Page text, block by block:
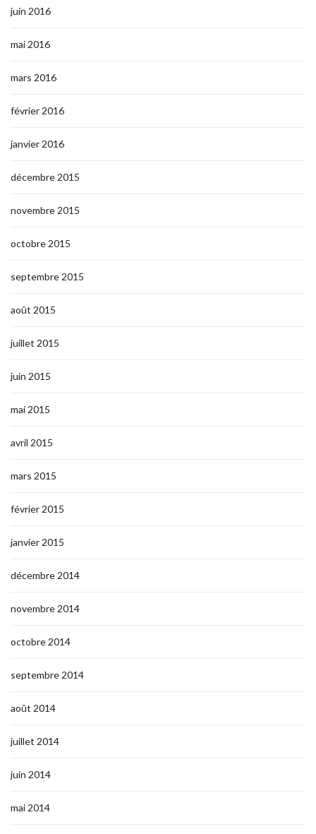
juin 2016
mai 2016
mars 2016
février 2016
janvier 2016
décembre 2015
novembre 2015
octobre 2015
septembre 2015
août 2015
juillet 2015
juin 2015
mai 2015
avril 2015
mars 2015
février 2015
janvier 2015
décembre 2014
novembre 2014
octobre 2014
septembre 2014
août 2014
juillet 2014
juin 2014
mai 2014